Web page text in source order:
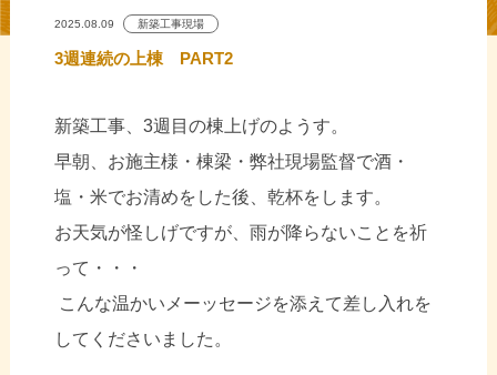
2025.08.09 新築工事現場
3週連続の上棟 PART2
新築工事、3週目の棟上げのようす。
早朝、お施主様・棟梁・弊社現場監督で酒・
塩・米でお清めをした後、乾杯をします。
お天気が怪しげですが、雨が降らないことを祈
って・・・
こんな温かいメーッセージを添えて差し入れを
してくださいました。